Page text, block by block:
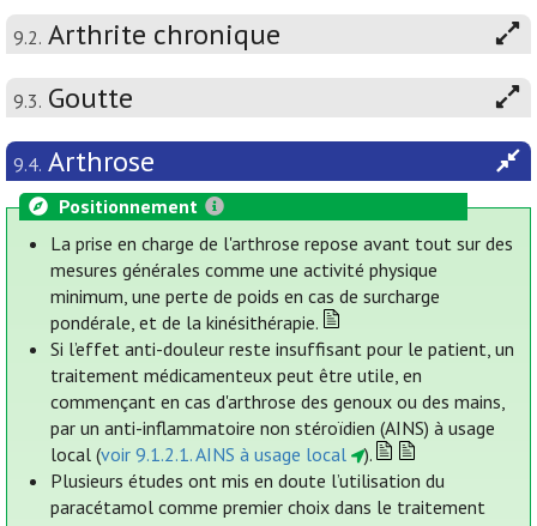
9.2. Arthrite chronique
9.3. Goutte
9.4. Arthrose
Positionnement
La prise en charge de l'arthrose repose avant tout sur des
mesures générales comme une activité physique
minimum, une perte de poids en cas de surcharge
pondérale, et de la kinésithérapie.
Si l’effet anti-douleur reste insuffisant pour le patient, un
traitement médicamenteux peut être utile, en
commençant en cas d'arthrose des genoux ou des mains,
par un anti-inflammatoire non stéroïdien (AINS) à usage
local (voir 9.1.2.1. AINS à usage local
).
Plusieurs études ont mis en doute l’utilisation du
paracétamol comme premier choix dans le traitement